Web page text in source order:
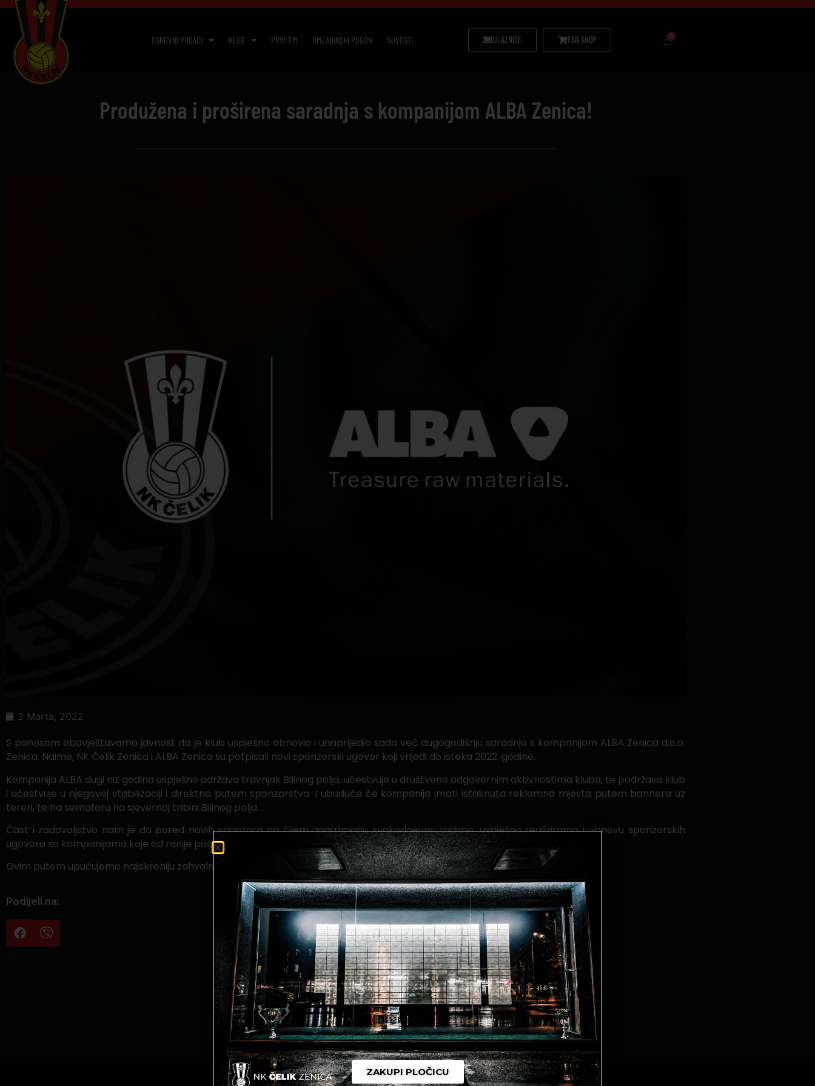
OSNOVNI PODACI KLUB PRVI TIM OMLADINSKI POGON NOVOSTI ULAZNICE FAN SHOP
Produžena i proširena saradnja s kompanijom ALBA Zenica!
2 Marta, 2022
S ponosom obavještavamo javnost da je klub uspješno obnovio i unaprijedio sada već dugogodišnju saradnju s kompanijom ALBA Zenica d.o.o.
Zenica. Naime, NK Čelik Zenica i ALBA Zenica su potpisali novi sponzorski ugovor koji vrijedi do isteka 2022. godine.
Kompanija ALBA dugi niz godina uspješno održava travnjak Bilinog polja, učestvuje u društveno odgovornim aktivnostima kluba, te podržava klub
i učestvuje u njegovoj stabilizaciji i direktno putem sponzorstva. I ubuduće će kompanija imati istaknuta reklamna mjesta putem bannera uz
teren, te na semaforu na sjevernoj tribini Bilinog polja.
Čast i zadovoljstvo nam je da pored novih sponzora na čijem angažmanu svakodnevno radimo, uspješno realiziramo i obnovu sponzorskih
ugovora sa kompanijama koje od ranije podržavaju klub, te prepoznaju transparentan rad NK Čelik Zenica.
Ovim putem upućujemo najiskreniju zahvalnost menadžmentu kompanije ALBA Zenica, te se nadamo uspješnoj saradnji.
Podijeli na:
ZAKUPI PLOČICU